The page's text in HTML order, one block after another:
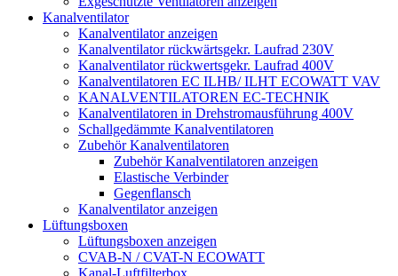
Kanalventilator
Kanalventilator anzeigen
Kanalventilator rückwärtsgekr. Laufrad 230V
Kanalventilator rückwertsgekr. Laufrad 400V
Kanalventilatoren EC ILHB/ ILHT ECOWATT VAV
KANALVENTILATOREN EC-TECHNIK
Kanalventilatoren in Drehstromausführung 400V
Schallgedämmte Kanalventilatoren
Zubehör Kanalventilatoren
Zubehör Kanalventilatoren anzeigen
Elastische Verbinder
Gegenflansch
Kanalventilator anzeigen
Lüftungsboxen
Lüftungsboxen anzeigen
CVAB-N / CVAT-N ECOWATT
Kanal-Luftfilterbox